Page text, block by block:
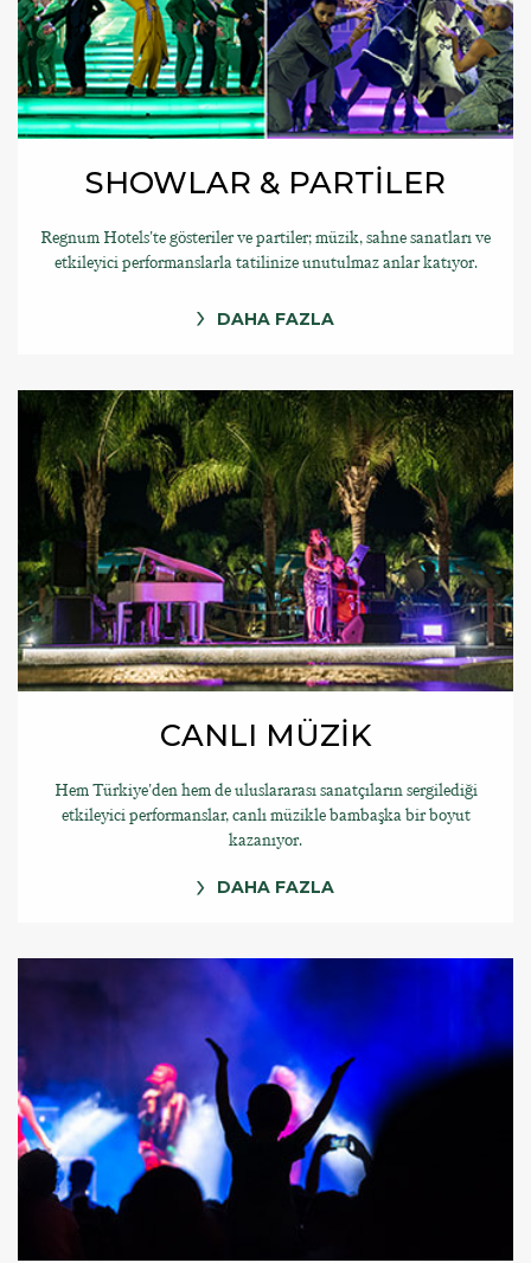
SHOWLAR & PARTİLER
Regnum Hotels'te gösteriler ve partiler; müzik, sahne sanatları ve
etkileyici performanslarla tatilinize unutulmaz anlar katıyor.
DAHA FAZLA
CANLI MÜZİK
Hem Türkiye'den hem de uluslararası sanatçıların sergilediği
etkileyici performanslar, canlı müzikle bambaşka bir boyut
kazanıyor.
DAHA FAZLA